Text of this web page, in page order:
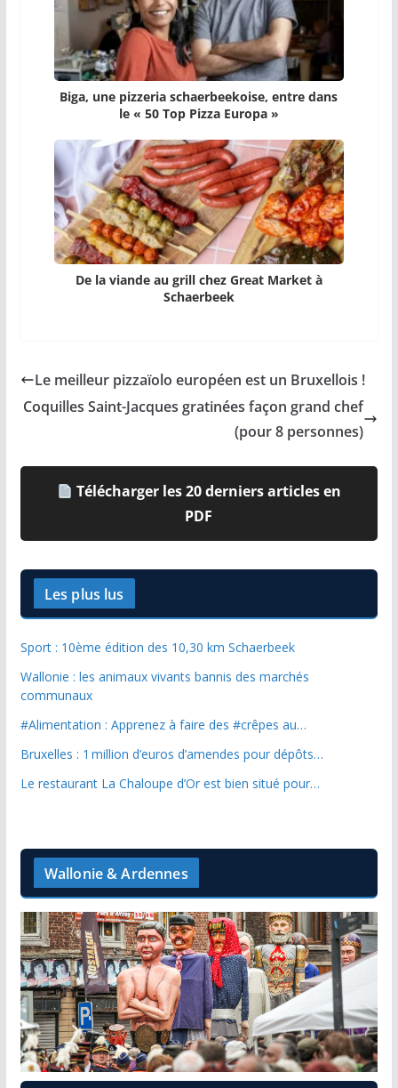
Biga, une pizzeria schaerbeekoise, entre dans
le « 50 Top Pizza Europa »
De la viande au grill chez Great Market à
Schaerbeek
Le meilleur pizzaïolo européen est un Bruxellois !
Coquilles Saint-Jacques gratinées façon grand chef
(pour 8 personnes)
Télécharger les 20 derniers articles en
PDF
Les plus lus
Sport : 10ème édition des 10,30 km Schaerbeek
Wallonie : les animaux vivants bannis des marchés
communaux
#Alimentation : Apprenez à faire des #crêpes au…
Bruxelles : 1 million d’euros d’amendes pour dépôts…
Le restaurant La Chaloupe d’Or est bien situé pour…
Wallonie & Ardennes